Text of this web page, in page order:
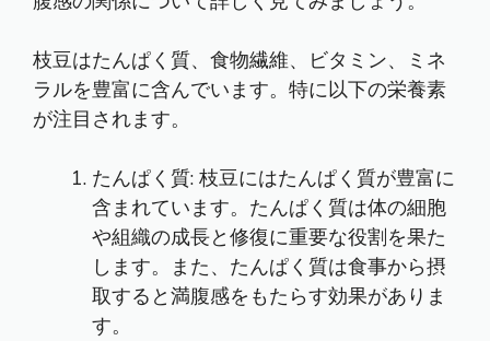
枝豆はたんぱく質、食物繊維、ビタミン、ミネ
ラルを豊富に含んでいます。特に以下の栄養素
が注目されます。
たんぱく質: 枝豆にはたんぱく質が豊富に
含まれています。たんぱく質は体の細胞
や組織の成長と修復に重要な役割を果た
します。また、たんぱく質は食事から摂
取すると満腹感をもたらす効果がありま
す。